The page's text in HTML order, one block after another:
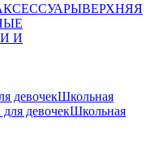
ВЕРХНЯЯ
И
девочекШкольная
девочекШкольная